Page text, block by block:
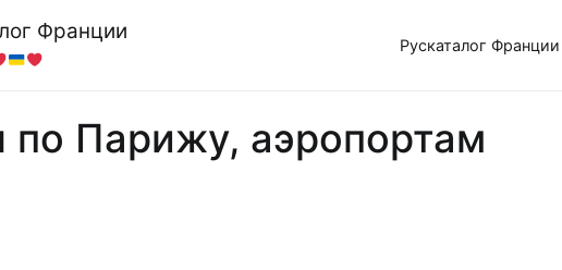
Франции
Рускаталог Франции
по Парижу, аэропортам